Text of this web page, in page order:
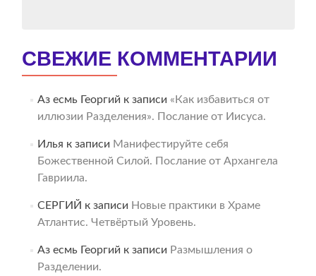
СВЕЖИЕ КОММЕНТАРИИ
Аз есмь Георгий к записи «Как избавиться от
иллюзии Разделения». Послание от Иисуса.
Илья к записи Манифестируйте себя
Божественной Силой. Послание от Архангела
Гавриила.
СЕРГИЙ к записи Новые практики в Храме
Атлантис. Четвёртый Уровень.
Аз есмь Георгий к записи Размышления о
Разделении.